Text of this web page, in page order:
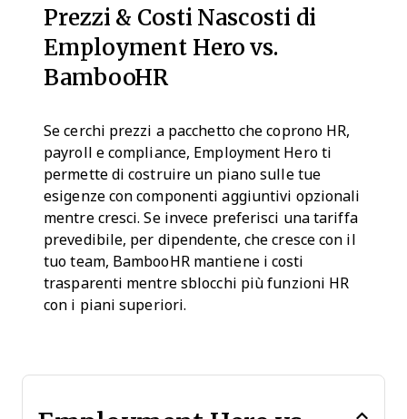
Prezzi & Costi Nascosti di
Employment Hero vs.
BambooHR
Se cerchi prezzi a pacchetto che coprono HR,
payroll e compliance, Employment Hero ti
permette di costruire un piano sulle tue
esigenze con componenti aggiuntivi opzionali
mentre cresci. Se invece preferisci una tariffa
prevedibile, per dipendente, che cresce con il
tuo team, BambooHR mantiene i costi
trasparenti mentre sblocchi più funzioni HR
con i piani superiori.